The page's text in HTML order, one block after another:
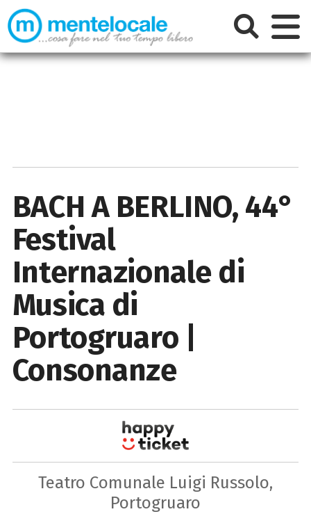
BACH A BERLINO, 44°
Festival
Internazionale di
Musica di
Portogruaro |
Consonanze
Teatro Comunale Luigi Russolo,
Portogruaro